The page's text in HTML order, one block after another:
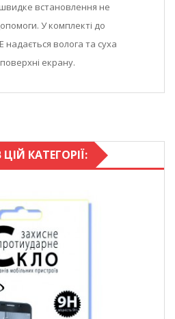
встановлення не
У комплекті до
надається волога та суха
екрану.
КАТЕГОРІЇ: